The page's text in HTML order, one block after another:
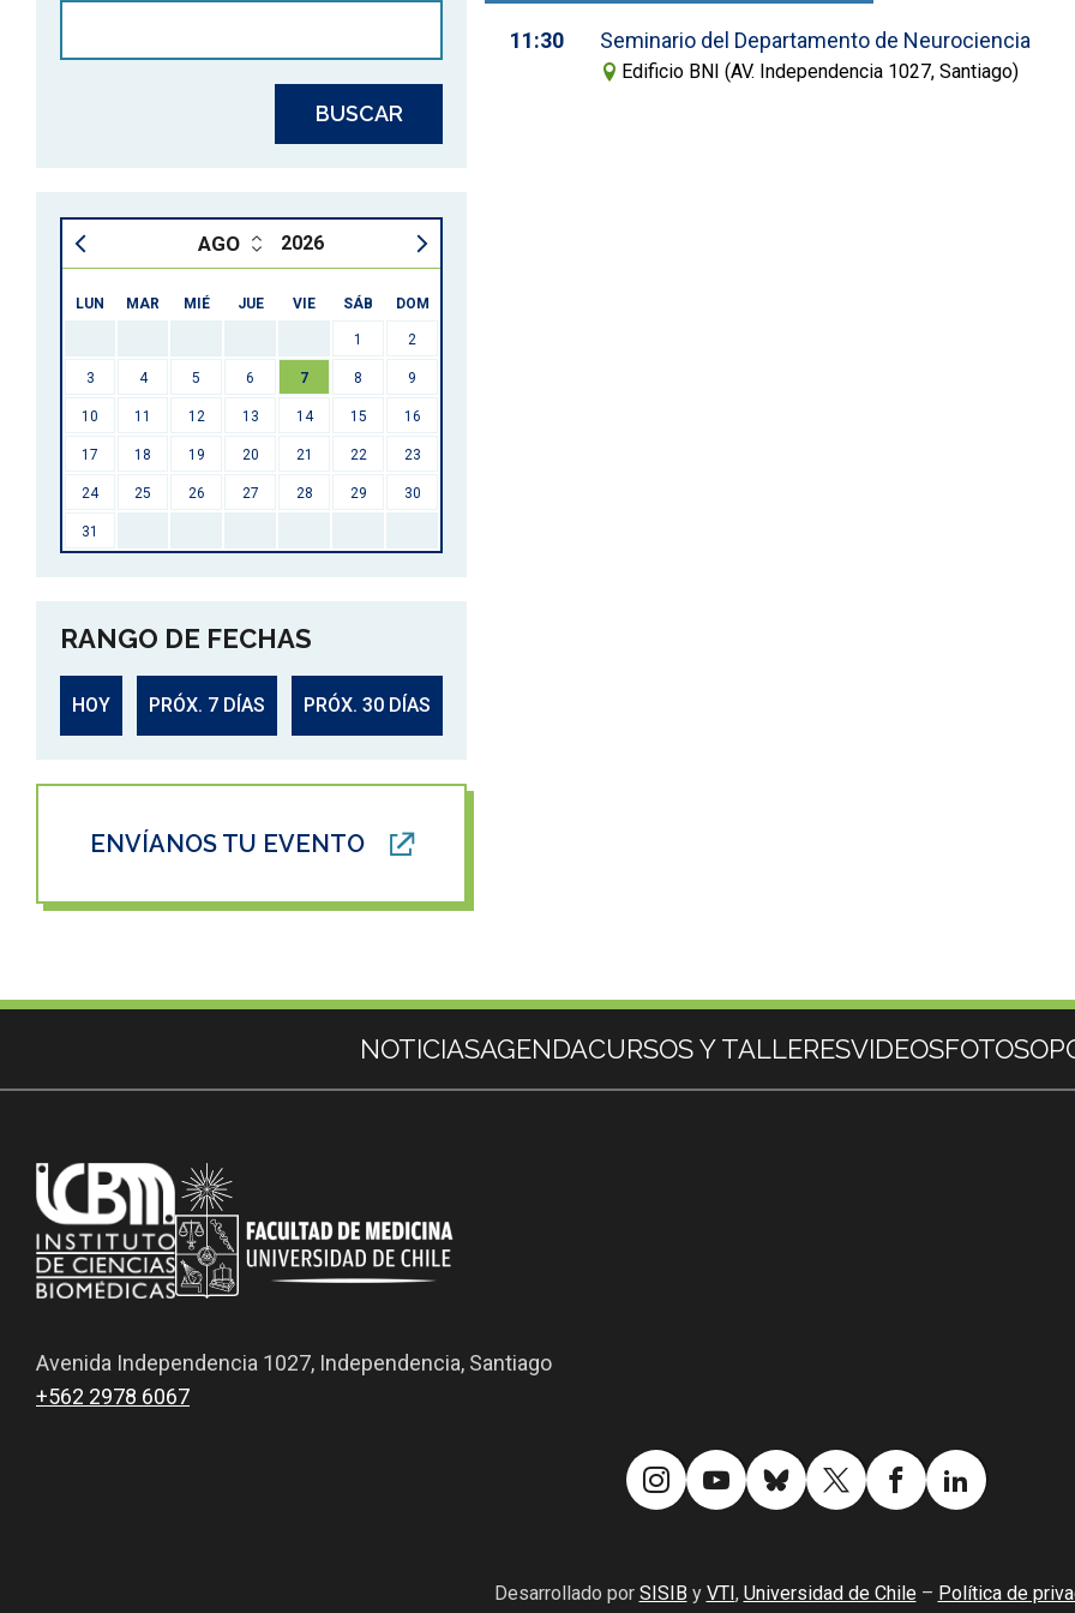
2026
LUN MAR MIÉ JUE VIE SÁB DOM
1 2
3 4 5 6 7 8 9
10 11 12 13 14 15 16
17 18 19 20 21 22 23
24 25 26 27 28 29 30
31
RANGO DE FECHAS
HOY PRÓX. 7 DÍAS PRÓX. 30 DÍAS
ENVÍANOS TU EVENTO
11:30 Seminario del Departamento de Neurociencia
Edificio BNI (AV. Independencia 1027, Santiago)
NOTICIASAGENDACURSOS Y TALLERESVIDEOSFOTOS
Avenida Independencia 1027, Independencia, Santiago
+562 2978 6067
Desarrollado por SISIB y VTI, Universidad de Chile– Política de